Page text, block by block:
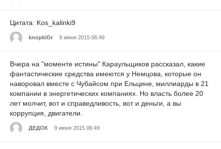
Цитата: Kos_kalinki9
knopkiOr 9 июня 2015 06:49
Вчера на "моменте истины" Караульщиков рассказал, какие
фантастические средства имеются у Немцова, которые он
наворовал вместе с Чубайсом при Ельцине, миллиарды в 21
компании в энергетических компаниях. Но власть более 20
лет молчит, вот и справедливость, вот и деньги, а вы
коррупция, двигатели.
ДЕДОК 9 июня 2015 06:49